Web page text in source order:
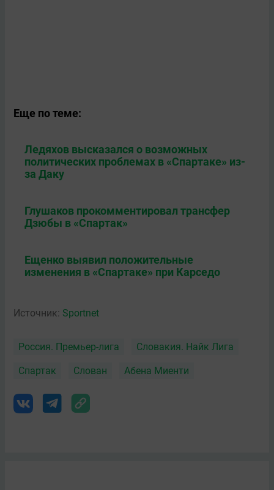
Еще по теме:
Ледяхов высказался о возможных
политических проблемах в «Спартаке» из-
за Даку
Глушаков прокомментировал трансфер
Дзюбы в «Спартак»
Ещенко выявил положительные
изменения в «Спартаке» при Карседо
Источник: Sportnet
Россия. Премьер-лига Словакия. Найк Лига
Спартак Слован Абена Миенти